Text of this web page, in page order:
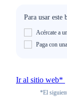
Para usar este
Acércate a
Paga con
Ir al sitio web*
*El